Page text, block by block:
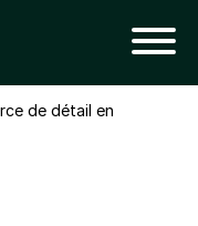
de détail en